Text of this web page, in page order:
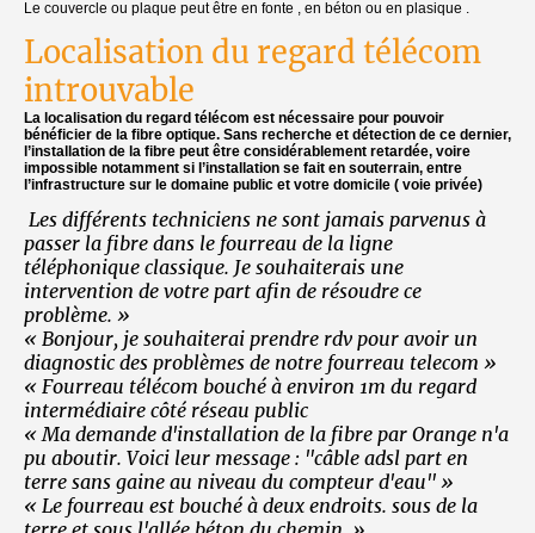
Le couvercle ou plaque peut être en fonte , en béton ou en plasique .
Localisation du regard télécom
introuvable
La localisation du regard télécom est nécessaire pour pouvoir
bénéficier de la fibre optique. Sans recherche et détection de ce dernier,
l’installation de la fibre peut être considérablement retardée, voire
impossible notamment si l’installation se fait en souterrain, entre
l’infrastructure sur le domaine public et votre domicile ( voie privée)
Les différents techniciens ne sont jamais parvenus à
passer la fibre dans le fourreau de la ligne
téléphonique classique. Je souhaiterais une
intervention de votre part afin de résoudre ce
problème. »
« Bonjour, je souhaiterai prendre rdv pour avoir un
diagnostic des problèmes de notre fourreau telecom »
« Fourreau télécom bouché à environ 1m du regard
intermédiaire côté réseau public
« Ma demande d'installation de la fibre par Orange n'a
pu aboutir. Voici leur message : "câble adsl part en
terre sans gaine au niveau du compteur d'eau" »
« Le fourreau est bouché à deux endroits. sous de la